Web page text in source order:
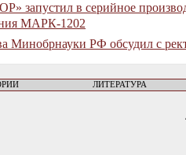
запустил в серийное
МАРК-1202
Минобрнауки РФ обсудил с
ЛИТЕРАТУРА